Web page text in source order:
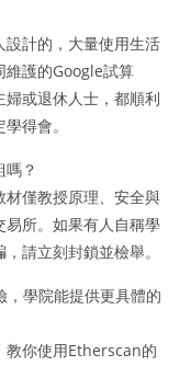
計的，大量使用生活
維護的Google試算
或退休人士，都順利
得會。
？
材僅教授原理、安全與
所。如果有人自稱學
請立刻封鎖並檢舉。
，學院能提供更具體的
教你使用Etherscan的